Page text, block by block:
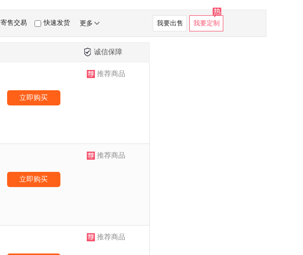
我要出售 我要定制
寄售交易 快速发货 更多
诚信保障
立即购买
推荐商品
立即购买
推荐商品
推荐商品